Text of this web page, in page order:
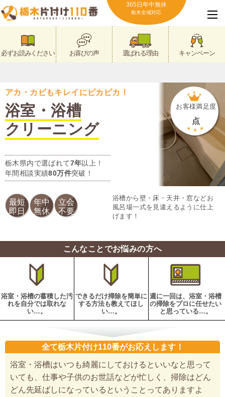
365日年中無休
栃木全域対応
必ずお読みください お喜びの声 選ばれる理由 キャンペーン
アカ・カビもキレイにピカピカ！
浴室・浴槽
クリーニング
栃木県内で選ばれて7年以上！
年間相談実績80万件突破！
お客様満足度
点
最短
即日
年中
無休
立会
不要
浴槽から壁・床・天井・窓などお
風呂場一式を見違えるように仕上
げます！
こんなことでお悩みの方へ
浴室・浴槽の蓄積した汚
れを自分では取れな
い…。
できるだけ掃除を簡単に
する方法も教えてほし
い…。
週に一回は、浴室・浴槽
の掃除をプロに任せたい
と思っている…。
全て栃木片付け110番がお応えします！
浴室・浴槽はいつも綺麗にしておけるといいなと思って
いても、仕事や子供のお世話などが忙しく、掃除はどん
どん先延ばしになっているということってありますよ